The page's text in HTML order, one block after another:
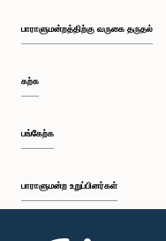
பாராளுமன்றத்திற்கு வருகை தருதல்
கற்க
பங்கேற்க
பாராளுமன்ற உறுப்பினர்கள்
முதற்பக்கம்